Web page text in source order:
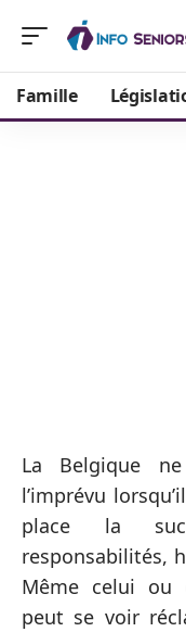
Famille
La Belgique
l’imprévu
place la
responsabilités,
Même celui ou
peut se voir